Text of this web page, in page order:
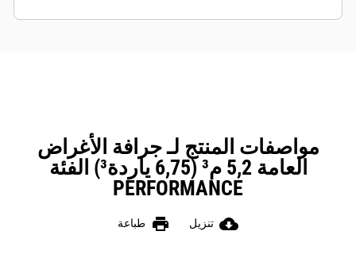
مواصفات المنتج لـ جرافة الأغراض
العامة 5,2 م³ (6,75 ياردة³) الفئة
PERFORMANCE
cloud_download تنزيل print طباعة